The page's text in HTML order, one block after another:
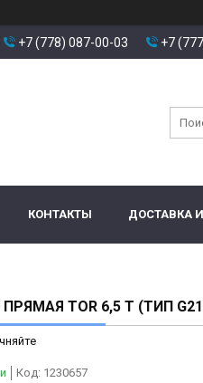
+7 (778) 087-00-03 +7
КОНТАКТЫ ДОСТАВКА
TOR 6,5 Т (ТИП
Код: 1230657